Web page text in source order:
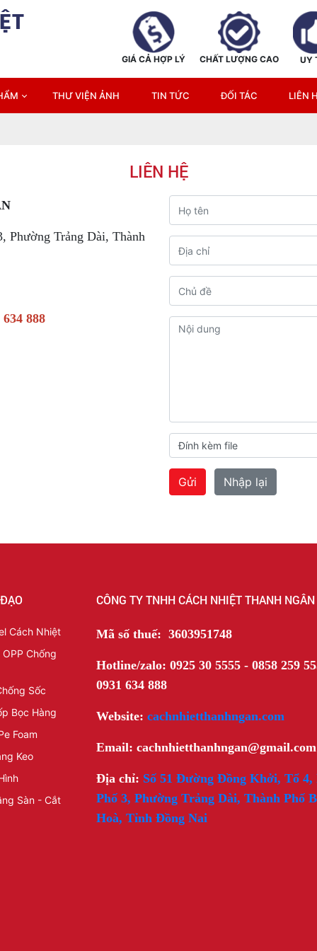
GIÁ CẢ HỢP LÝ CHẤT LƯỢNG CAO UY
THƯ VIỆN ẢNH TIN TỨC ĐỐI TÁC LIÊN
LIÊN HỆ
Trảng Dài, Thành
888
Đính kèm file
Cách Nhiệt
Chống
Sốc
Bọc Hàng
Foam
Keo
Sàn - Cắt
CÔNG TY TNHH CÁCH NHIỆT THANH NGÂN
Mã số thuế: 3603951748
Hotline/zalo: 0925 30 5555 - 0858 259
0931 634 888
Website: cachnhietthanhngan.com
Email: cachnhietthanhngan@gmail.com
Địa chỉ: Số 51 Đường Đồng Khởi, Tổ 4,
Phố 3, Phường Trảng Dài, Thành Phố
Hoà, Tỉnh Đồng Nai